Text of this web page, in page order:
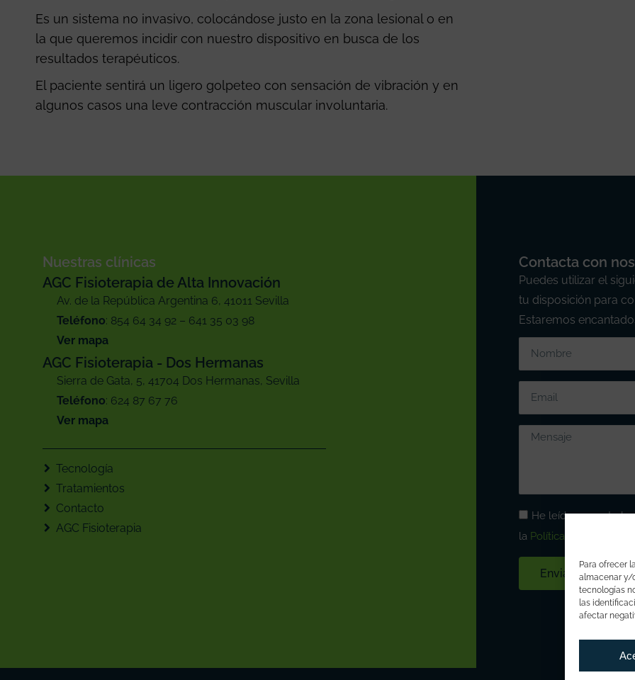
Para ofrecer
almacenar y/
tecnologías
las
afectar
Es un sistema no invasivo, colocándose justo en la zona lesional o en
la que queremos incidir con nuestro dispositivo en busca de los
resultados terapéuticos.
El paciente sentirá un ligero golpeteo con sensación de vibración y en
algunos casos una leve contracción muscular involuntaria.
Nuestras clínicas
AGC Fisioterapia de Alta Innovación
Av. de la República Argentina 6, 41011 Sevilla
Teléfono: 854 64 34 92 – 641 35 03 98
Ver mapa
AGC Fisioterapia - Dos Hermanas
Sierra de Gata, 5, 41704 Dos Hermanas, Sevilla
Teléfono: ‪624 87 67 76‬
Ver mapa
Tecnología
Tratamientos
Contacto
AGC Fisioterapia
Contacta con
Puedes utilizar el
tu disposición para
Estaremos
He leído y acepto
la Política de Privacidad
Enviar